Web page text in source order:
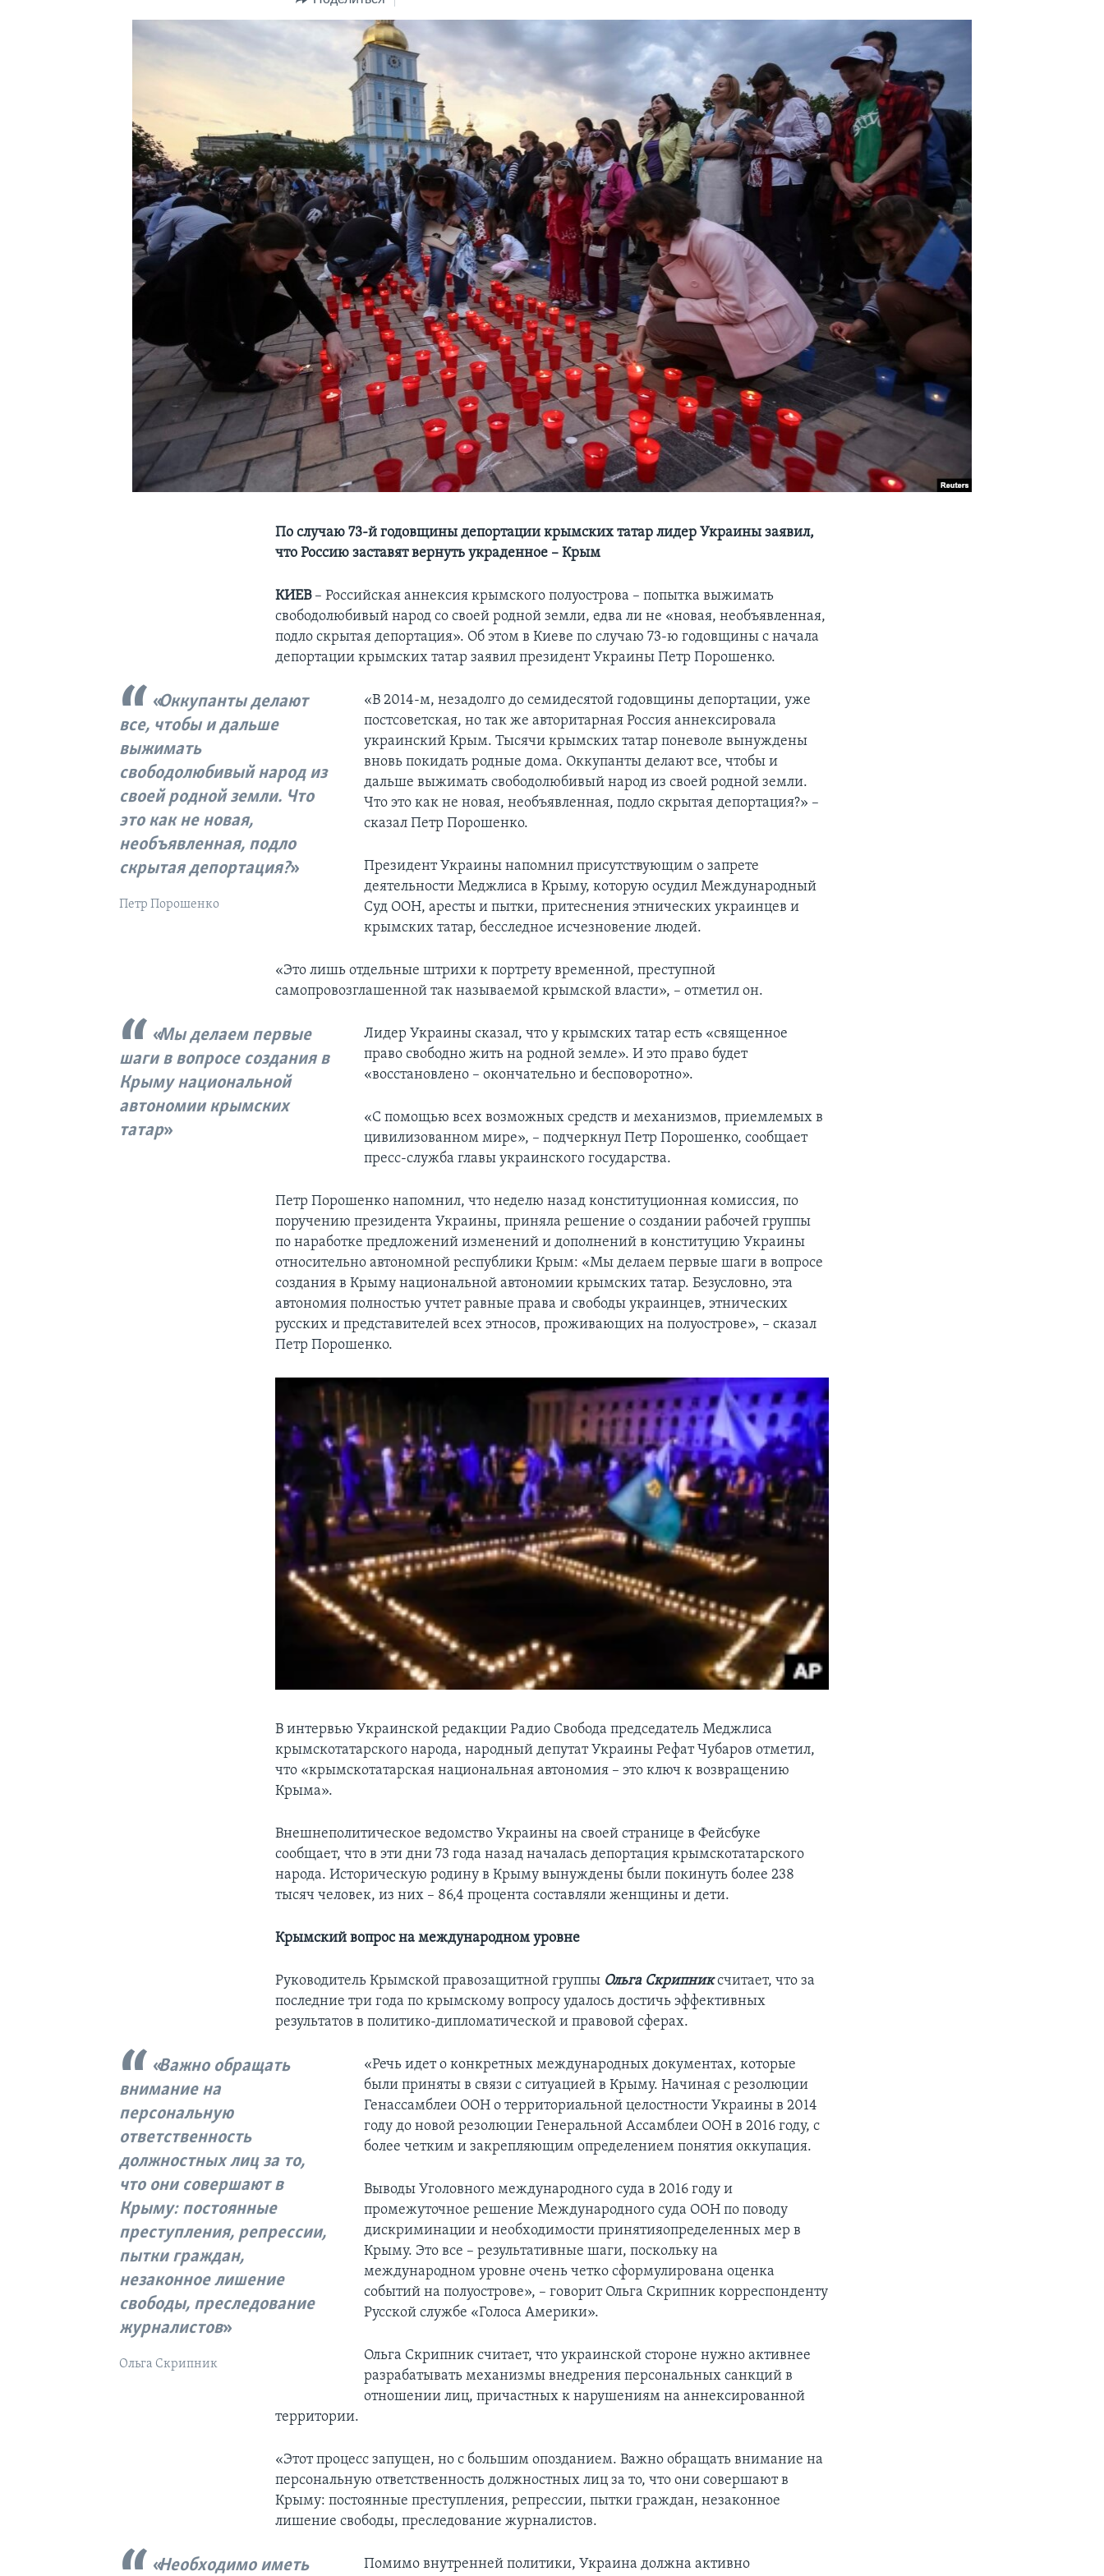
По случаю 73-й годовщины депортации крымских татар лидер Украины заявил,
что Россию заставят вернуть украденное – Крым
КИЕВ – Российская аннексия крымского полуострова – попытка выжимать
свободолюбивый народ со своей родной земли, едва ли не «новая, необъявленная,
подло скрытая депортация». Об этом в Киеве по случаю 73-ю годовщины с начала
депортации крымских татар заявил президент Украины Петр Порошенко.
Оккупанты делают
все, чтобы и дальше
выжимать
свободолюбивый народ из
своей родной земли. Что
это как не новая,
необъявленная, подло
скрытая депортация?
Петр Порошенко
«В 2014-м, незадолго до семидесятой годовщины депортации, уже
постсоветская, но так же авторитарная Россия аннексировала
украинский Крым. Тысячи крымских татар поневоле вынуждены
вновь покидать родные дома. Оккупанты делают все, чтобы и
дальше выжимать свободолюбивый народ из своей родной земли.
Что это как не новая, необъявленная, подло скрытая депортация?» –
сказал Петр Порошенко.
Президент Украины напомнил присутствующим о запрете
деятельности Меджлиса в Крыму, которую осудил Международный
Суд ООН, аресты и пытки, притеснения этнических украинцев и
крымских татар, бесследное исчезновение людей.
«Это лишь отдельные штрихи к портрету временной, преступной
самопровозглашенной так называемой крымской власти», – отметил он.
Мы делаем первые
шаги в вопросе создания в
Крыму национальной
автономии крымских
татар
Лидер Украины сказал, что у крымских татар есть «священное
право свободно жить на родной земле». И это право будет
«восстановлено – окончательно и бесповоротно».
«С помощью всех возможных средств и механизмов, приемлемых в
цивилизованном мире», – подчеркнул Петр Порошенко, сообщает
пресс-служба главы украинского государства.
Петр Порошенко напомнил, что неделю назад конституционная комиссия, по
поручению президента Украины, приняла решение о создании рабочей группы
по наработке предложений изменений и дополнений в конституцию Украины
относительно автономной республики Крым: «Мы делаем первые шаги в вопросе
создания в Крыму национальной автономии крымских татар. Безусловно, эта
автономия полностью учтет равные права и свободы украинцев, этнических
русских и представителей всех этносов, проживающих на полуострове», – сказал
Петр Порошенко.
В интервью Украинской редакции Радио Свобода председатель Меджлиса
крымскотатарского народа, народный депутат Украины Рефат Чубаров отметил,
что «крымскотатарская национальная автономия – это ключ к возвращению
Крыма».
Внешнеполитическое ведомство Украины на своей странице в Фейсбуке
сообщает, что в эти дни 73 года назад началась депортация крымскотатарского
народа. Историческую родину в Крыму вынуждены были покинуть более 238
тысяч человек, из них – 86,4 процента составляли женщины и дети.
Крымский вопрос на международном уровне
Руководитель Крымской правозащитной группы Ольга Скрипниксчитает, что за
последние три года по крымскому вопросу удалось достичь эффективных
результатов в политико-дипломатической и правовой сферах.
Важно обращать
внимание на
персональную
ответственность
должностных лиц за то,
что они совершают в
Крыму: постоянные
преступления, репрессии,
пытки граждан,
незаконное лишение
свободы, преследование
журналистов
Ольга Скрипник
«Речь идет о конкретных международных документах, которые
были приняты в связи с ситуацией в Крыму. Начиная с резолюции
Генассамблеи ООН о территориальной целостности Украины в 2014
году до новой резолюции Генеральной Ассамблеи ООН в 2016 году, с
более четким и закрепляющим определением понятия оккупация.
Выводы Уголовного международного суда в 2016 году и
промежуточное решение Международного суда ООН по поводу
дискриминации и необходимости принятияопределенных мер в
Крыму. Это все – результативные шаги, поскольку на
международном уровне очень четко сформулирована оценка
событий на полуострове», – говорит Ольга Скрипник корреспонденту
Русской службе «Голоса Америки».
Ольга Скрипник считает, что украинской стороне нужно активнее
разрабатывать механизмы внедрения персональных санкций в
отношении лиц, причастных к нарушениям на аннексированной
территории.
«Этот процесс запущен, но с большим опозданием. Важно обращать внимание на
персональную ответственность должностных лиц за то, что они совершают в
Крыму: постоянные преступления, репрессии, пытки граждан, незаконное
лишение свободы, преследование журналистов.
Необходимо иметь Помимо внутренней политики, Украина должна активно